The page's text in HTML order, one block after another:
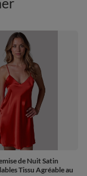
de Nuit Satin
Tissu Agréable au